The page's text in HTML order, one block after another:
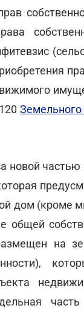
Земельного
новой
дом (кроме
общей
на